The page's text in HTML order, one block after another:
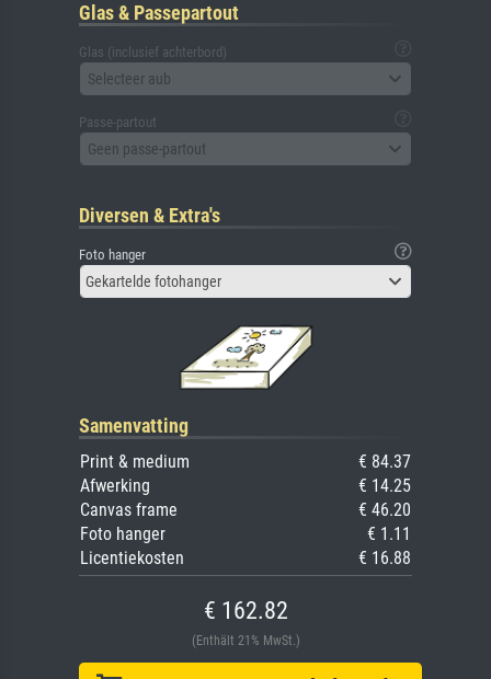
Glas & Passepartout
Glas (inclusief achterbord)
Selecteer aub
Passe-partout
Geen passe-partout
Diversen & Extra's
Foto hanger
Gekartelde fotohanger
Samenvatting
Print & medium
€ 84.37
Afwerking
€ 14.25
Canvas frame
€ 46.20
Foto hanger
€ 1.11
Licentiekosten
€ 16.88
€ 162.82
(Enthält 21% MwSt.)